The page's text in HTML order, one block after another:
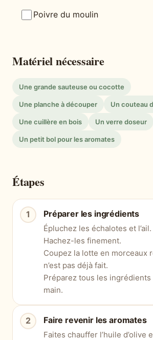
Poivre du moulin
Matériel nécessaire
Une grande sauteuse ou cocotte
Une planche à découper Un couteau
Une cuillère en bois Un verre doseur
Un petit bol pour les aromates
Étapes
Préparer les ingrédients
Épluchez les échalotes et l’ail.
Hachez-les finement.
Coupez la lotte en morceaux
n’est pas déjà fait.
Préparez tous les
main.
Faire revenir les aromates
Faites chauffer l’huile d’olive